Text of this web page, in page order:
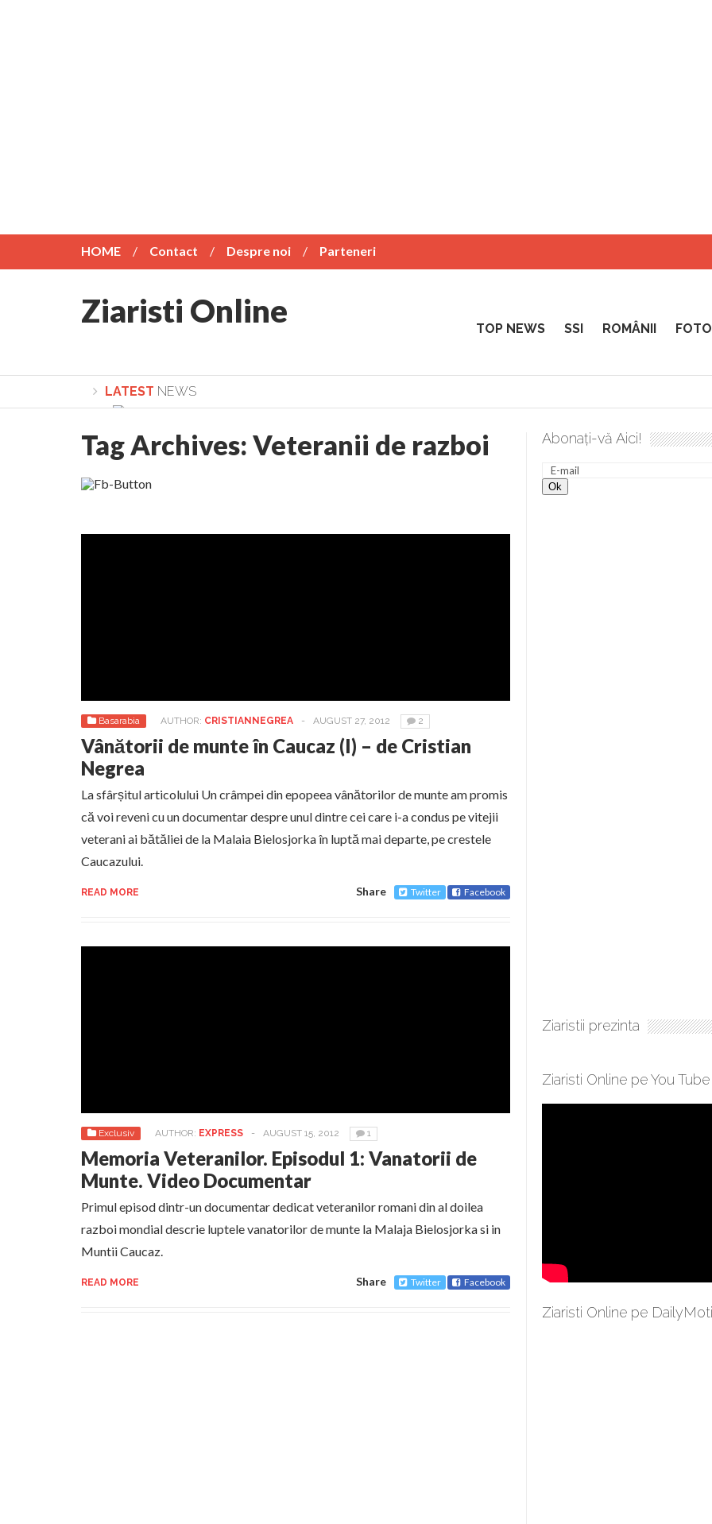
HOME Contact Despre noi Parteneri
Ziaristi Online TOP NEWS SSI ROMÂNII
LATEST NEWS
Lepădarea de sine și urmarea lui Hristos. Calea spre desăvârșire. Gând de duminică de Elena Solunca Moise
Academia Română: 5G poate cauza CANCER. Guvernul, dat în judecată pentru HG 5G. Antenele de telefonie
Tag Archives:Veteranii de razboi
Basarabia AUTHOR: CRISTIANNEGREA - AUGUST 27, 2012 2
Vânătorii de munte în Caucaz (I) – de Cristian
Negrea
La sfârșitul articolului Un crâmpei din epopeea vânătorilor de munte am promis
că voi reveni cu un documentar despre unul dintre cei care i-a condus pe vitejii
veterani ai bătăliei de la Malaia Bielosjorka în luptă mai departe, pe crestele
Caucazului.
READ MORE Share Twitter Facebook
Exclusiv AUTHOR: EXPRESS - AUGUST 15, 2012 1
Memoria Veteranilor. Episodul 1: Vanatorii de
Munte. Video Documentar
Primul episod dintr-un documentar dedicat veteranilor romani din al doilea
razboi mondial descrie luptele vanatorilor de munte la Malaja Bielosjorka si in
Muntii Caucaz.
READ MORE Share Twitter Facebook
Abonați-vă Aici!
Ziaristii prezinta
Ziaristi Online pe You Tube
Ziaristi Online pe